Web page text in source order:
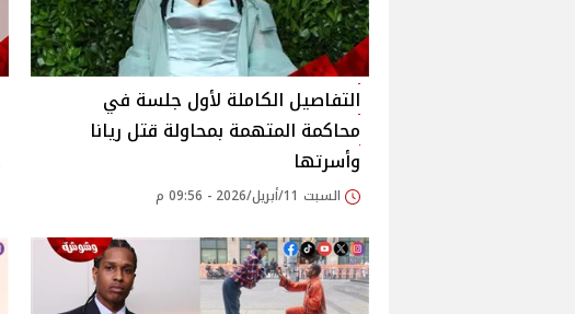
التفاصيل الكاملة لأول جلسة في
محاكمة المتهمة بمحاولة قتل ريانا
وأسرتها
السبت 11/أبريل/2026 - 09:56 م